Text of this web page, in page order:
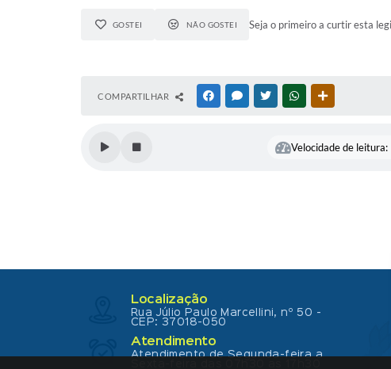
GOSTEI NÃO GOSTEI Seja o primeiro a curtir esta
COMPARTILHAR FACEBOOKMESSENGER
TWITTERWHATSAPP
Velocidade de leitura:
Localização
Rua Júlio Paulo Marcellini, nº 50 -
CEP: 37018-050
Atendimento
Atendimento de Segunda-feira a